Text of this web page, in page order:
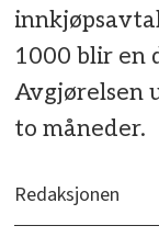
1000 blir en
Avgjørelsen
to måneder.
Redaksjonen